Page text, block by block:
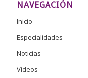
NAVEGACIÓN
Inicio
Especialidades
Noticias
Videos